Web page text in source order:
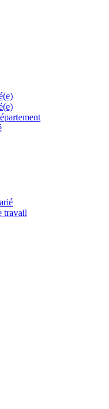
travail